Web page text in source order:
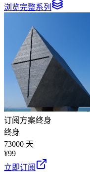
浏览完整系列
订阅方案终身
终身
73000 天
¥99
立即订阅